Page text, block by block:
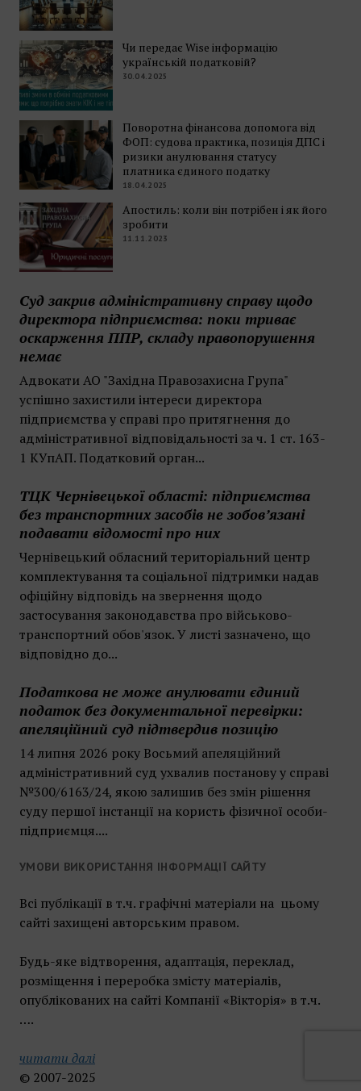
Чи передає Wise інформацію
українській податковій?
30.04.2025
Поворотна фінансова допомога від
ФОП: судова практика, позиція ДПС і
ризики анулювання статусу
платника єдиного податку
18.04.2025
Апостиль: коли він потрібен і як його
зробити
11.11.2023
Суд закрив адміністративну справу щодо
директора підприємства: поки триває
оскарження ППР, складу правопорушення
немає
Адвокати АО "Західна Правозахисна Група"
успішно захистили інтереси директора
підприємства у справі про притягнення до
адміністративної відповідальності за ч. 1 ст. 163-
1 КУпАП. Податковий орган...
ТЦК Чернівецької області: підприємства
без транспортних засобів не зобов’язані
подавати відомості про них
Чернівецький обласний територіальний центр
комплектування та соціальної підтримки надав
офіційну відповідь на звернення щодо
застосування законодавства про військово-
транспортний обов'язок. У листі зазначено, що
відповідно до...
Податкова не може анулювати єдиний
податок без документальної перевірки:
апеляційний суд підтвердив позицію
14 липня 2026 року Восьмий апеляційний
адміністративний суд ухвалив постанову у справі
№300/6163/24, якою залишив без змін рішення
суду першої інстанції на користь фізичної особи-
підприємця....
УМОВИ ВИКОРИСТАННЯ ІНФОРМАЦІЇ САЙТУ
Всі публікації в т.ч. графічні матеріали на цьому
сайті захищені авторським правом.
Будь-яке відтворення, адаптація, переклад,
розміщення і переробка змісту матеріалів,
опублікованих на сайті Компанії «Вікторія» в т.ч.
….
читати далі
© 2007-2025